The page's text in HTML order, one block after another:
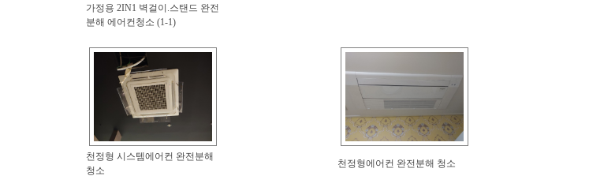
가정용 2IN1 벽걸이.스탠드 완전
분해 에어컨청소 (1-1)
천정형 시스템에어컨 완전분해
청소
천정형에어컨 완전분해 청소